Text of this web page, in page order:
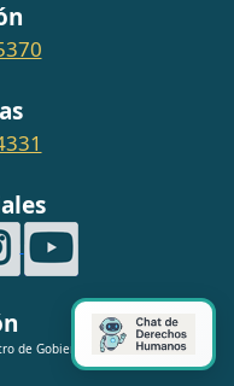
de Gobierno, San Salvador.